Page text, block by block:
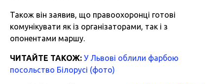
Також він заявив, що правоохоронці готові
комунікувати як із організаторами, так і з
опонентами маршу.
ЧИТАЙТЕ ТАКОЖ: У Львові облили фарбою
посольство Білорусі (фото)